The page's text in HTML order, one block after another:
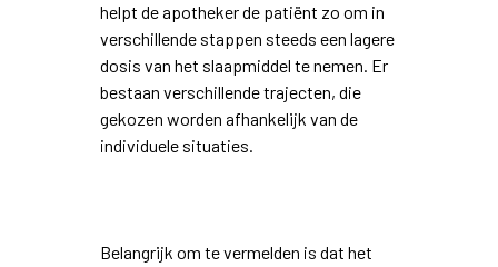
helpt de apotheker de patiënt zo om in
verschillende stappen steeds een lagere
dosis van het slaapmiddel te nemen. Er
bestaan verschillende trajecten, die
gekozen worden afhankelijk van de
individuele situaties.
Belangrijk om te vermelden is dat het